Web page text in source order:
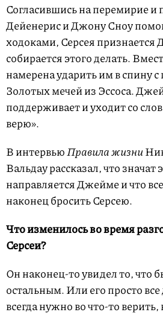
Согласившись на перемирие и
Дейенерис и Джону Сноу
ходоками, Серсея признается
собирается этого делать.
намерена ударить им в спину
Золотых мечей из Эссоса.
поддерживает и уходит со
верю».
В интервьюПравила жизни
Вальдау рассказал, что значат
направляется Джейме и что
наконец бросить Серсею.
Что изменилось во время
Серсеи?
Он наконец-то увидел то, что
остальным. Или его просто
всегда нужно во что-то